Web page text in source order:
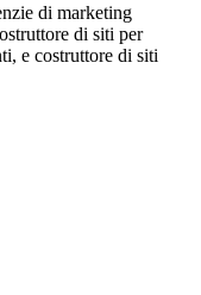
di marketing
di siti per
, e costruttore di siti